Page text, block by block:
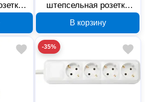
штепсельная розетка
с заземлением IP44
Р16-413
В корзину
-35%